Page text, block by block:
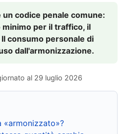
un codice penale comune:
per il traffico, il
consumo personale di
dall'armonizzazione.
al 29 luglio 2026
«armonizzato»?